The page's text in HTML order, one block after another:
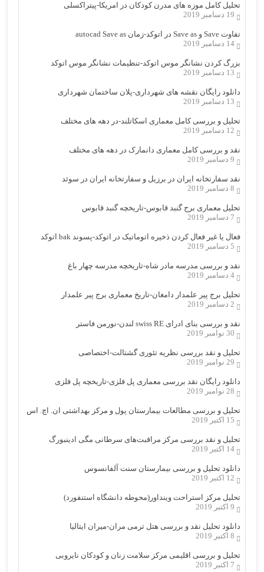
تحلیل کامل موزه های مدرن کودکان در امریکا-پیتراکسلی
19 دسامبر 2019
تفاوت Save و Save as در اتوکد-زمان autocad Save as
14 دسامبر 2019
بزرگ کردن نشانگر موس اتوکد-تنظیمات نشانگر موس اتوکد
13 دسامبر 2019
دانلود رایگان نقشه های شهرداری-پلان ساختمان شهرداری
13 دسامبر 2019
تحلیل و بررسی کامل معماری اسکاتلند-در دهه های مختلف
12 دسامبر 2019
نقد و بررسی کامل معماری دانمارک در دهه های مختلف
9 دسامبر 2019
نقد سفارتخانه ایران در برزیل و سفارتخانه ایران در سوئد
8 دسامبر 2019
تحلیل معماری برج گنبد قابوس-تاریخچه گنبد قابوس
7 دسامبر 2019
فعال یا غیر فعال کردن ذخیره اتوماتیک در اتوکد-پسوند bak اتوکد
5 دسامبر 2019
نقد و بررسی مدرسه مادر شاه-تاریخچه مدرسه چهار باغ
4 دسامبر 2019
تحلیل برج پیر علمدار دامغان-تاریخ معماری برج پیر علمدار
2 دسامبر 2019
نقد و بررسی بنای ادرای swiss RE لندن-نورمن فاستر
30 نوامبر 2019
تحلیل و نقد بررسی نظریه تئوری گشتالت-اختصاصی
29 نوامبر 2019
دانلود رایگان نقد بررسی معماری پل فلزی-تاریخچه پل فلزی
28 نوامبر 2019
تحلیل و بررسی مطالعات بیمارستان پول و مرکز بهداشتی ان. اچ. اس
15 اکتبر 2019
تحلیل و نقد بررسی مرکز مراقبت‌های سرطانی مگی ادینبورگ
14 اکتبر 2019
دانلود تحلیل و بررسی بیمارستان سنت آلفانسوس
12 اکتبر 2019
تحلیل مرکز استراحت وینداور(محوطه دانشگاه استنفورد)
9 اکتبر 2019
دانلود تحلیل نقد و بررسی هتل ترمی مران-میران ایتالیا
8 اکتبر 2019
تحلیل و بررسی اقلیمی مرکز سلامت زنان و کودکان نایروبی
7 اکتبر 2019